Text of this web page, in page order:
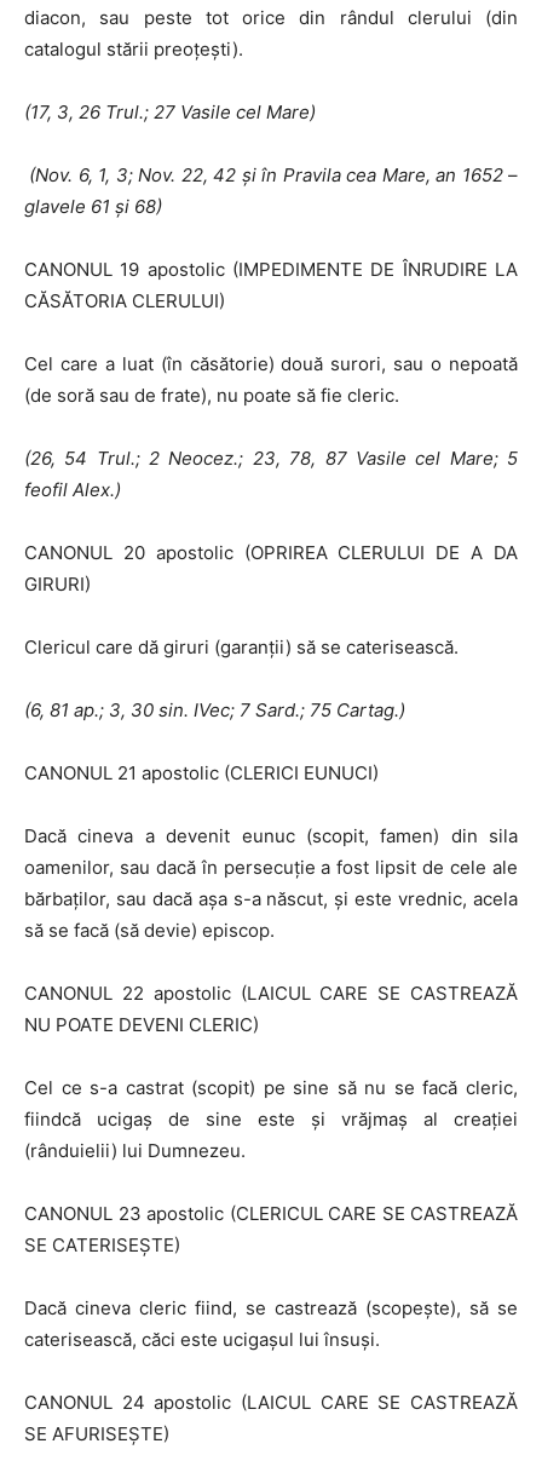
diacon, sau peste tot orice din rândul clerului (din
catalogul stării preoţeşti).
(17, 3, 26 Trul.; 27 Vasile cel Mare)
(Nov. 6, 1, 3; Nov. 22, 42 şi în Pravila cea Mare, an 1652 –
glavele 61 şi 68)
CANONUL 19 apostolic (IMPEDIMENTE DE ÎNRUDIRE LA
CĂSĂTORIA CLERULUI)
Cel care a luat (în căsătorie) două surori, sau o nepoată
(de soră sau de frate), nu poate să fie cleric.
(26, 54 Trul.; 2 Neocez.; 23, 78, 87 Vasile cel Mare; 5
feofil Alex.)
CANONUL 20 apostolic (OPRIREA CLERULUI DE A DA
GIRURI)
Clericul care dă giruri (garanţii) să se caterisească.
(6, 81 ap.; 3, 30 sin. IVec; 7 Sard.; 75 Cartag.)
CANONUL 21 apostolic (CLERICI EUNUCI)
Dacă cineva a devenit eunuc (scopit, famen) din sila
oamenilor, sau dacă în persecuţie a fost lipsit de cele ale
bărbaţilor, sau dacă aşa s-a născut, şi este vrednic, acela
să se facă (să devie) episcop.
CANONUL 22 apostolic (LAICUL CARE SE CASTREAZĂ
NU POATE DEVENI CLERIC)
Cel ce s-a castrat (scopit) pe sine să nu se facă cleric,
fiindcă ucigaş de sine este şi vrăjmaş al creaţiei
(rânduielii) lui Dumnezeu.
CANONUL 23 apostolic (CLERICUL CARE SE CASTREAZĂ
SE CATERISEŞTE)
Dacă cineva cleric fiind, se castrează (scopeşte), să se
caterisească, căci este ucigaşul lui însuşi.
CANONUL 24 apostolic (LAICUL CARE SE CASTREAZĂ
SE AFURISEŞTE)